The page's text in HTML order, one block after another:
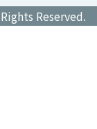
Reserved.